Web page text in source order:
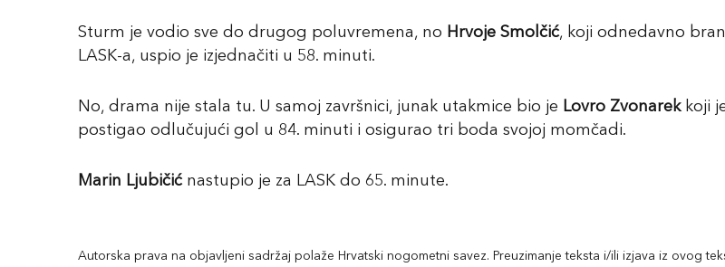
Sturm je vodio sve do drugog poluvremena, no Hrvoje Smolčić, koji odnedavno
LASK-a, uspio je izjednačiti u 58. minuti.
No, drama nije stala tu. U samoj završnici, junak utakmice bio je Lovro Zvonarek koji
postigao odlučujući gol u 84. minuti i osigurao tri boda svojoj momčadi.
Marin Ljubičićnastupio je za LASK do 65. minute.
Autorska prava na objavljeni sadržaj polaže Hrvatski nogometni savez. Preuzimanje teksta i/ili izjava iz ovog